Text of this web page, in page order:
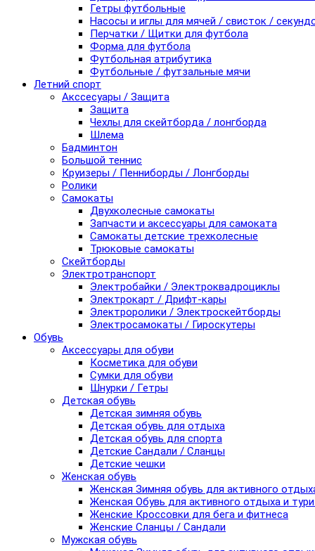
Гетры футбольные
Насосы и иглы для мячей / свисток /
Перчатки / Щитки для футбола
Форма для футбола
Футбольная атрибутика
Футбольные / футзальные мячи
Летний спорт
Акссесуары / Защита
Защита
Чехлы для скейтборда / лонгборда
Шлема
Бадминтон
Большой теннис
Круизеры / Пенниборды / Лонгборды
Ролики
Самокаты
Двухколесные самокаты
Запчасти и аксессуары для самоката
Самокаты детские трехколесные
Трюковые самокаты
Скейтборды
Электротранспорт
Электробайки / Электроквадроциклы
Электрокарт / Дрифт-кары
Электроролики / Электроскейтборды
Электросамокаты / Гироскутеры
Обувь
Аксессуары для обуви
Косметика для обуви
Сумки для обуви
Шнурки / Гетры
Детская обувь
Детская зимняя обувь
Детская обувь для отдыха
Детская обувь для спорта
Детские Сандали / Сланцы
Детские чешки
Женская обувь
Женская Зимняя обувь для активного
Женская Обувь для активного отдыха и
Женские Кроссовки для бега и фитнеса
Женские Сланцы / Сандали
Мужская обувь